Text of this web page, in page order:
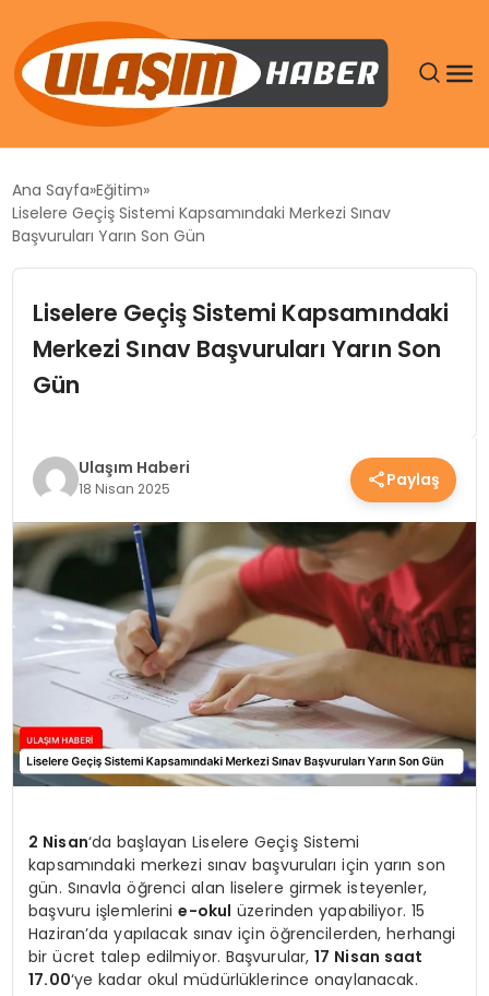
SIYASET
EKONOMI
TEKNOLOJI
SAĞLIK
YAŞAM
Ana Sayfa Eğitim
Liselere Geçiş Sistemi Kapsamındaki Merkezi Sınav
Başvuruları Yarın Son Gün
Liselere Geçiş Sistemi Kapsamındaki
Merkezi Sınav Başvuruları Yarın Son
Gün
Ulaşım Haberi
18 Nisan 2025 Paylaş
2 Nisan‘da başlayan Liselere Geçiş Sistemi
kapsamındaki merkezi sınav başvuruları için yarın son
gün. Sınavla öğrenci alan liselere girmek isteyenler,
başvuru işlemlerinie-okul üzerinden yapabiliyor. 15
Haziran’da yapılacak sınav için öğrencilerden, herhangi
bir ücret talep edilmiyor. Başvurular,17 Nisan saat
17.00‘ye kadar okul müdürlüklerince onaylanacak.